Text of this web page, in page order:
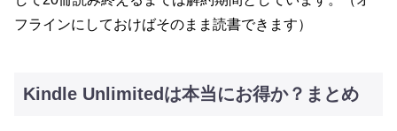
フラインにしておけばそのまま読書できます）
Kindle Unlimitedは本当にお得か？まとめ